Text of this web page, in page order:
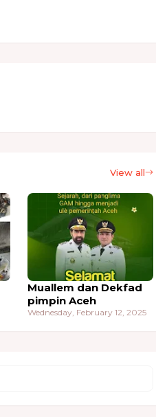
View all
Muallem dan Dekfad
pimpin Aceh
Wednesday, February 12, 2025